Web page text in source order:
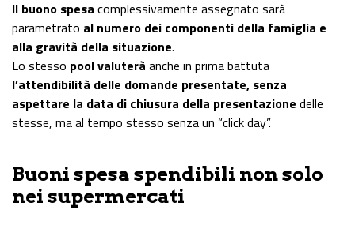
Il buono spesa complessivamente assegnato sarà
parametrato al numero dei componenti della famiglia e
alla gravità della situazione.
Lo stesso pool valuterà anche in prima battuta
l’attendibilità delle domande presentate, senza
aspettare la data di chiusura della presentazione delle
stesse, ma al tempo stesso senza un “click day”.
Buoni spesa spendibili non solo
nei supermercati